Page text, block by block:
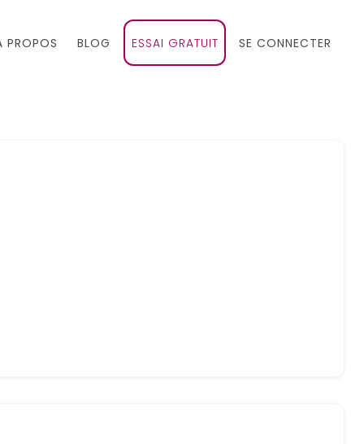
PROPOS BLOG ESSAI GRATUIT SE CONNECTER